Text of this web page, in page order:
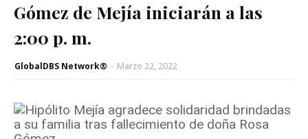
Gómez de Mejía iniciarán a las
2:00 p. m.
GlobalDBS Network® - Marzo 22, 2022